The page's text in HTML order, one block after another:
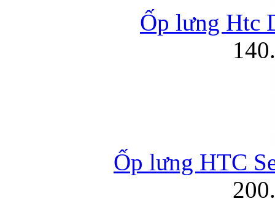
Ốp lưng Htc
Ốp lưng HTC